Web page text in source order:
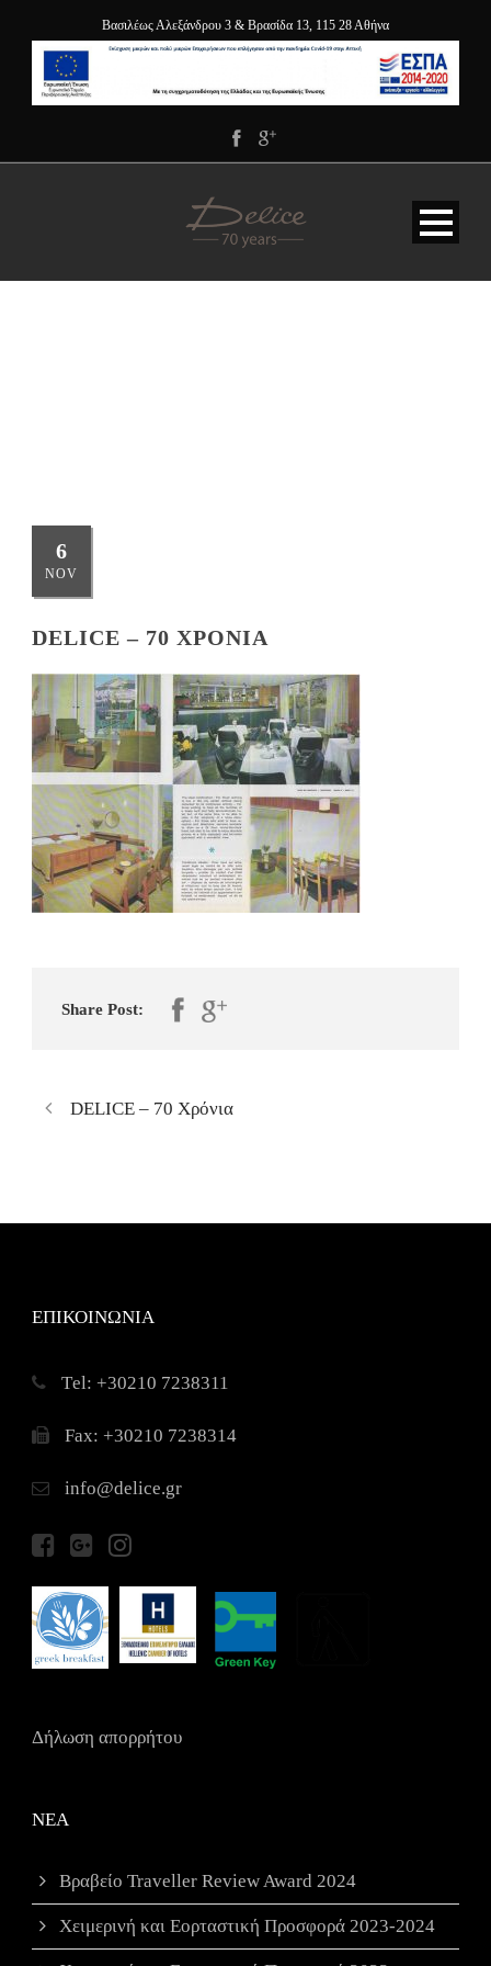
Βασιλέως Αλεξάνδρου 3 & Βρασίδα 13, 115 28 Αθήνα
6
NOV
DELICE – 70 ΧΡΌΝΙΑ
Share Post:
DELICE – 70 Χρόνια
ΕΠΙΚΟΙΝΩΝΙΑ
Τel: +30210 7238311
Fax: +30210 7238314
info@delice.gr
Δήλωση απορρήτου
ΝΕΑ
Βραβείο Traveller Review Award 2024
Χειμερινή και Εορταστική Προσφορά 2023-2024